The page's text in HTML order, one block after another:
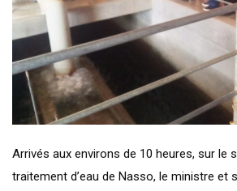
Arrivés aux environs de 10 heures, sur le
traitement d’eau de Nasso, le ministre et